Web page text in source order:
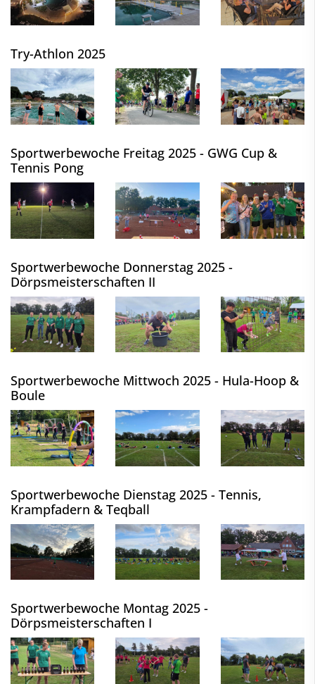
Try-Athlon 2025
Sportwerbewoche Freitag 2025 - GWG Cup &
Tennis Pong
Sportwerbewoche Donnerstag 2025 -
Dörpsmeisterschaften II
Sportwerbewoche Mittwoch 2025 - Hula-Hoop &
Boule
Sportwerbewoche Dienstag 2025 - Tennis,
Krampfadern & Teqball
Sportwerbewoche Montag 2025 -
Dörpsmeisterschaften I